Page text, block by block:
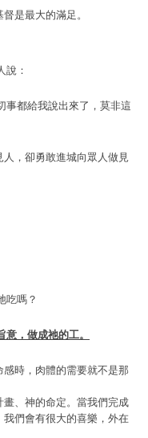
是最大的滿足。
說：
事都給我說出來了，莫非這
，卻勇敢進城向眾人做見
吃嗎？
，做成祂的工。
時，肉體的需要就不是那
、神的命定。當我們完成
們會有很大的喜樂，外在